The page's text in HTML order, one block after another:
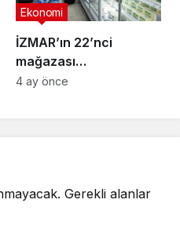
İZMAR’ın 22’nci
mağazası
Osmangazi’de açıldı
Ekonomi
4 ay önce
Gerekli alanlar